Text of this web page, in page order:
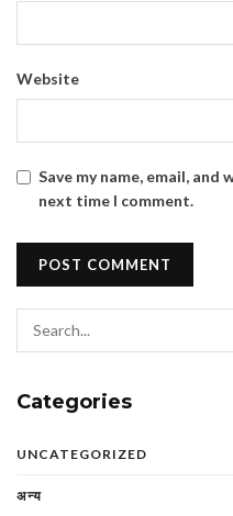
Website
Save my name, email,
next time I comment.
Categories
UNCATEGORIZED
अन्य